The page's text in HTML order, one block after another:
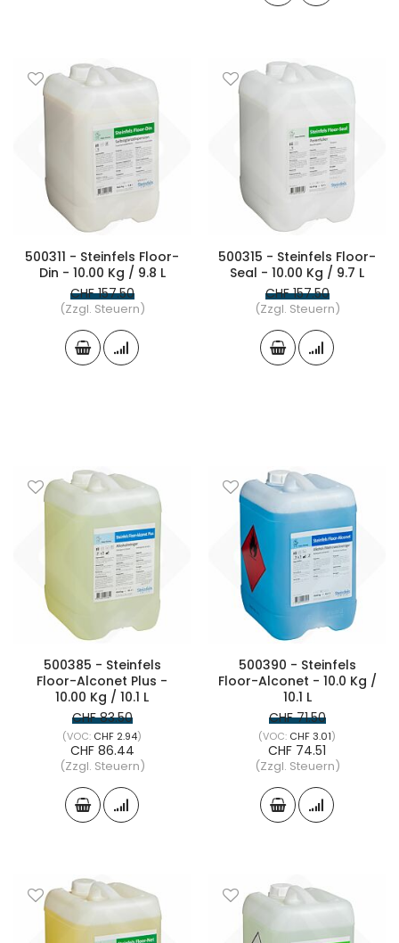
500311 - Steinfels Floor-
Din - 10.00 Kg / 9.8 L
CHF 157.50
(Zzgl. Steuern)
500315 - Steinfels Floor-
Seal - 10.00 Kg / 9.7 L
CHF 157.50
(Zzgl. Steuern)
500385 - Steinfels
Floor-Alconet Plus -
10.00 Kg / 10.1 L
CHF 83.50
CHF 2.94
CHF 86.44
(Zzgl. Steuern)
500390 - Steinfels
Floor-Alconet - 10.0 Kg /
10.1 L
CHF 71.50
CHF 3.01
CHF 74.51
(Zzgl. Steuern)